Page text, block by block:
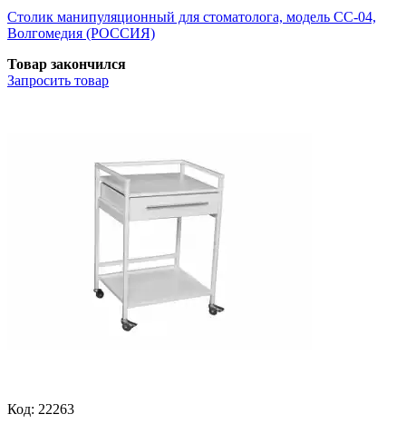
Столик манипуляционный для стоматолога, модель СС-04,
Волгомедия (РОССИЯ)
Товар закончился
Запросить товар
Код: 22263